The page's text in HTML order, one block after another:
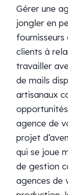
Gérer une
jongler en
clients à
travailler
de mails
artisanaux
agence de
projet
qui se joue
de gestion
agences de